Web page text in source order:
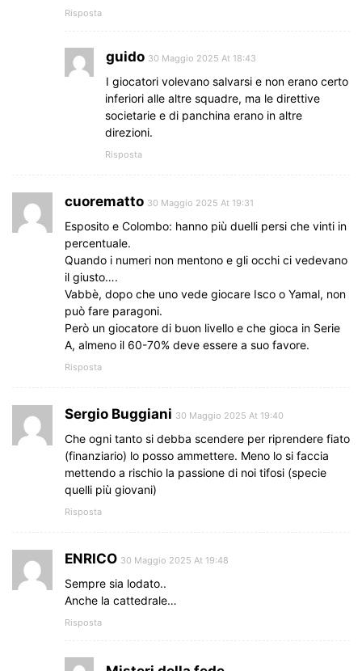
Risposta
guido 30 Maggio 2025 At 18:43
I giocatori volevano salvarsi e non erano certo
inferiori alle altre squadre, ma le direttive
societarie e di panchina erano in altre
direzioni.
Risposta
cuorematto 30 Maggio 2025 At 19:31
Esposito e Colombo: hanno più duelli persi che vinti in
percentuale.
Quando i numeri non mentono e gli occhi ci vedevano
il giusto….
Vabbè, dopo che uno vede giocare Isco o Yamal, non
può fare paragoni.
Però un giocatore di buon livello e che gioca in Serie
A, almeno il 60-70% deve essere a suo favore.
Risposta
Sergio Buggiani 30 Maggio 2025 At 19:40
Che ogni tanto si debba scendere per riprendere fiato
(finanziario) lo posso ammettere. Meno lo si faccia
mettendo a rischio la passione di noi tifosi (specie
quelli più giovani)
Risposta
ENRICO 30 Maggio 2025 At 19:48
Sempre sia lodato..
Anche la cattedrale…
Risposta